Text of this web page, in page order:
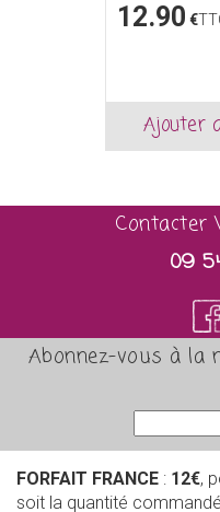
12.90 €
Ajouter
Contacter
09
Abonnez-vous à la
FORFAIT FRANCE : 12€,
soit la quantité